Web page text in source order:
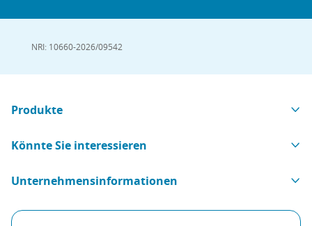
NRI: 10660-2026/09542
Produkte
Könnte Sie interessieren
Unternehmensinformationen